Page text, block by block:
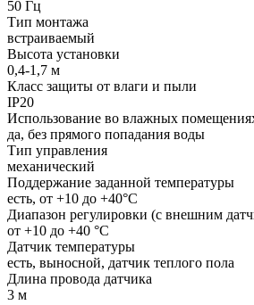
50 Гц
Тип монтажа
встраиваемый
Высота установки
0,4-1,7 м
Класс защиты от влаги и пыли
IP20
Использование во влажных
да, без прямого попадания воды
Тип управления
механический
Поддержание заданной температуры
есть, от +10 до +40°С
Диапазон регулировки (с внешним
от +10 до +40 °С
Датчик температуры
есть, выносной, датчик теплого пола
Длина провода датчика
3 м